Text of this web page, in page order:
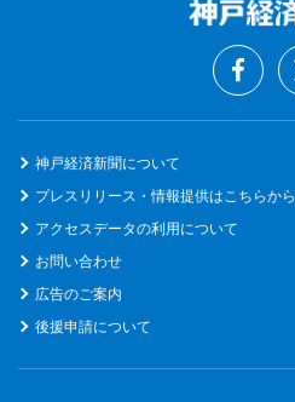
神戸経済新聞について
プレスリリース・情報提供はこちらから
アクセスデータの利用について
お問い合わせ
広告のご案内
後援申請について